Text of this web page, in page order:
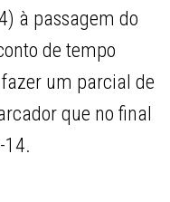
à passagem do
de tempo
um parcial de
que no final
14.